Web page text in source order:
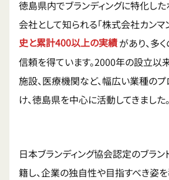
徳島県内でブランディングに特化し
会社として知られる「株式会社カンマン
史と累計400以上の実績があり、多
信頼を得ています。2000年の設立以
施設、医療機関など、幅広い業種の
け、徳島県を中心に活動してきました。
日本ブランディング協会認定のブラ
籍し、企業の独自性や目指すべき姿